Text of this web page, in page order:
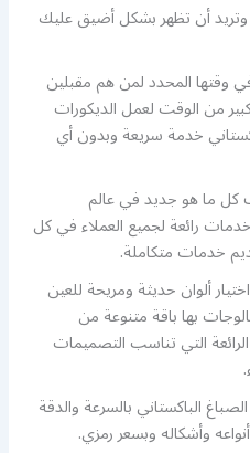
أن تظهر بشكل أضيق عليك
وقتها المحدد لمن هم مقبلين
من الوقت لعمل الديكورات
خدمة سريعة وبدون أي
كل ما هو جديد في عالم
رائعة لجميع العملاء في كل
خدمات متكاملة.
ألوان حديثة ومريحة للعين
بها باقة متنوعة من
التي تناسب التصميمات
الباكستاني بالسرعة والدقة
وأشكاله وبسعر رمزي.